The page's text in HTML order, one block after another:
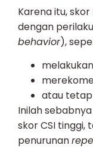
Karena itu,
dengan
behavior),
atau tetap
Inilah
skor CSI
penurunan